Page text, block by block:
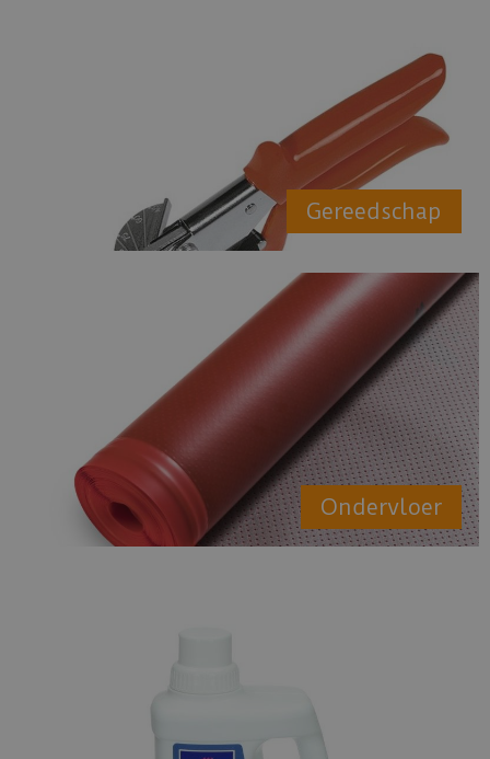
Gereedschap
Ondervloer